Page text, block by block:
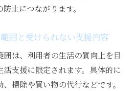
止につながります。
囲と受けられない支援内容
は、利用者の生活の質向上を目
支援に限定されます。具体的に
掃除や買い物の代行などです。